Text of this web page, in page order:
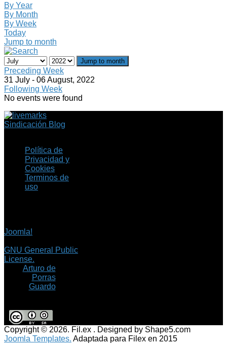
By Year
By Month
By Week
Today
Jump to month
Jump to month
Preceding Week
31 July - 06 August, 2022
Following Week
No events were found
Sindicación Blog
Política de
Privacidad y
Cookies
Terminos de
uso
Joomla!
GNU General Public
License.
Arturo de
Porras
Guardo
Copyright © 2026. Fil.ex . Designed by Shape5.com
Joomla Templates. Adaptada para Filex en 2015